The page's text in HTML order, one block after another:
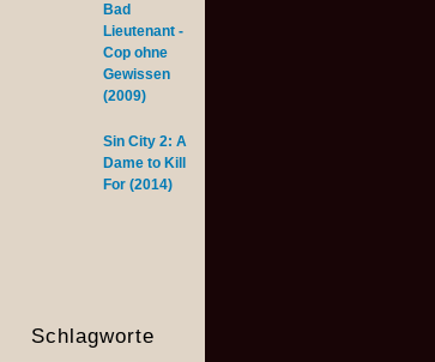
Bad
Lieutenant -
Cop ohne
Gewissen
(2009)
Sin City 2: A
Dame to Kill
For (2014)
Schlagworte